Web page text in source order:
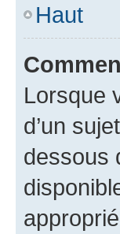
Haut
Lorsque
d’un
dessous